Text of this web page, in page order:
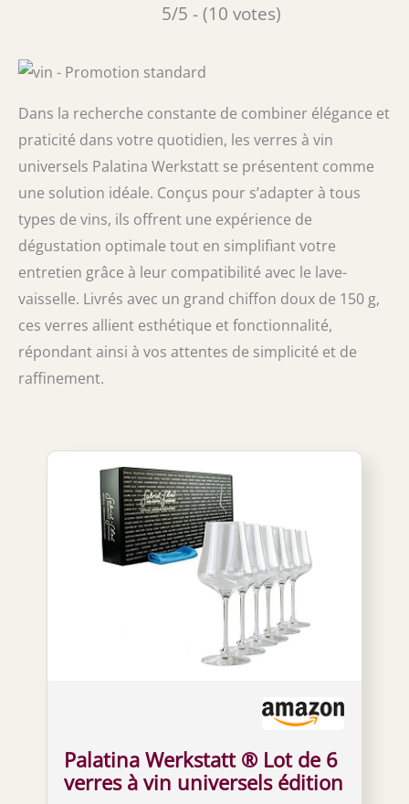
5/5 - (10 votes)
Dans la recherche constante de combiner élégance et
praticité dans votre quotidien, les verres à vin
universels Palatina Werkstatt se présentent comme
une solution idéale. Conçus pour s’adapter à tous
types de vins, ils offrent une expérience de
dégustation optimale tout en simplifiant votre
entretien grâce à leur compatibilité avec le lave-
vaisselle. Livrés avec un grand chiffon doux de 150 g,
ces verres allient esthétique et fonctionnalité,
répondant ainsi à vos attentes de simplicité et de
raffinement.
Palatina Werkstatt ® Lot de 6
verres à vin universels édition